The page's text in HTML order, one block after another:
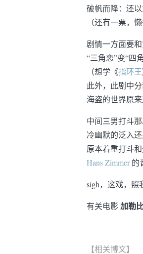
破帆而降：还
（还有一票，懒
剧情一方面要
“三角恋”变“四
（想学《指环王
此外，此剧中
海盗的世界原
中间三男打斗
冷幽默的泛入
原本着重打斗
Hans Zimmer的
sigh，这戏，
有关电影加勒
【相关博文】